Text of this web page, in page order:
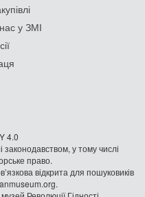
у ЗМІ
4.0
у тому числі
право.
відкрита для пошуковиків